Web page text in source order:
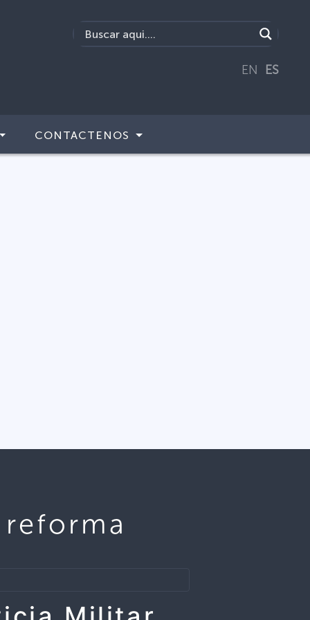
EN ES
CONTACTENOS